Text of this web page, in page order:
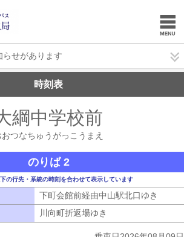
らせがあります
時刻表
綱中学校前
おつなちゅうがっこうまえ
のりば 2
の行先・系統の時刻を合わせて表示しています
下町会館前経由中山駅北口ゆき
川向町折返場ゆき